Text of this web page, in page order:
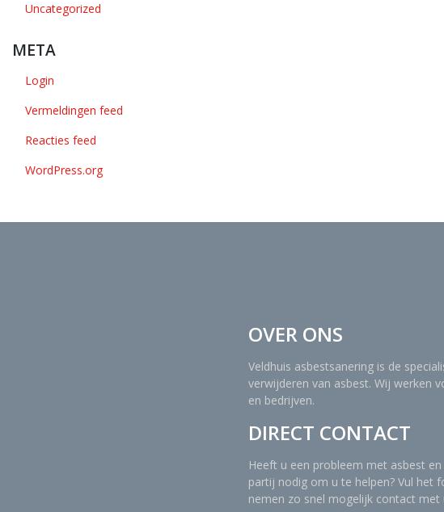
Uncategorized
META
Login
Vermeldingen feed
Reacties feed
WordPress.org
OVER ONS
Veldhuis asbestsanering is de
verwijderen van asbest. Wij werken
en bedrijven.
DIRECT CONTACT
Heeft u een probleem met asbest
partij nodig om u te helpen? Vul het
nemen zo snel mogelijk contact met